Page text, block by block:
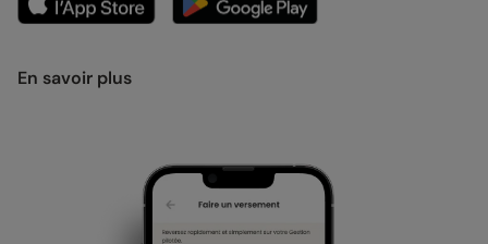
En savoir plus